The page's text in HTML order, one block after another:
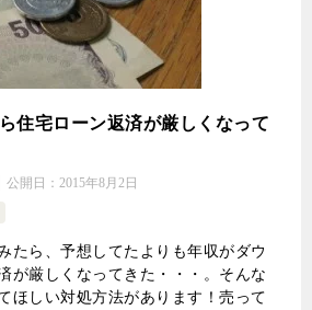
住宅ローン返済が厳しくなって
公開日： 2015年8月2日
たら、予想してたよりも年収がダウ
が厳しくなってきた・・・。そんな
ほしい対処方法があります！売って